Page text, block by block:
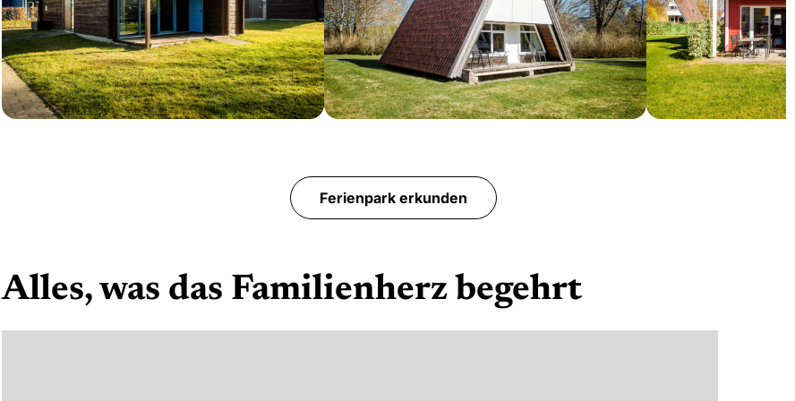
Ferienpark erkunden
Alles, was das Familienherz begehrt